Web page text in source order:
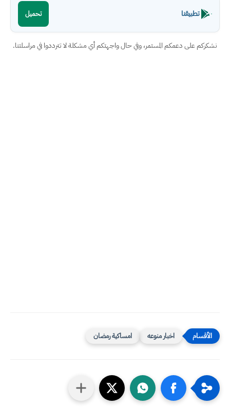
تطبيقنا تحميل
نشكركم على دعمكم المستمر، وفي حال واجهتكم أي مشكلة لا تترددوا في مراسلتنا.
اخبار منوعه امساكية رمضان